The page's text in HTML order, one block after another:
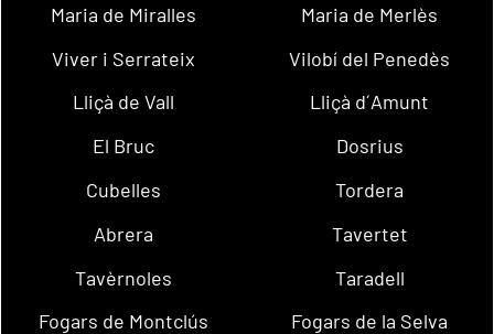
Maria de Miralles
Maria de Merlès
Viver i Serrateix
Vilobí del Penedès
Lliçà de Vall
Lliçà d´Amunt
El Bruc
Dosrius
Cubelles
Tordera
Abrera
Tavertet
Tavèrnoles
Taradell
Fogars de Montclús
Fogars de la Selva